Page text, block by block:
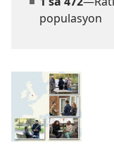
populasyon